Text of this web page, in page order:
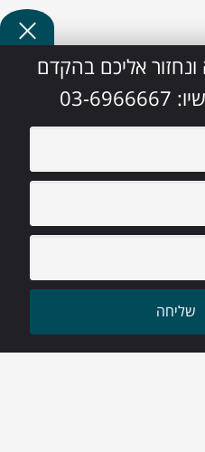
אליכם בהקדם